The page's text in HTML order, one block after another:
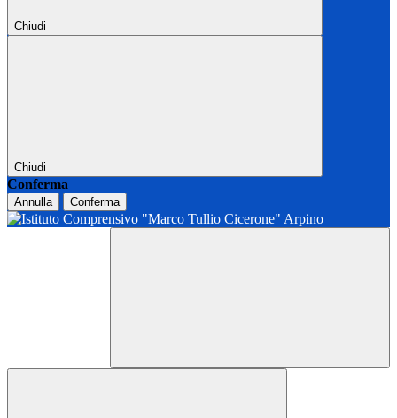
Chiudi
Chiudi
Conferma
Annulla Conferma